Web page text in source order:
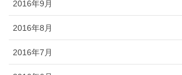
2016年9月
2016年8月
2016年7月